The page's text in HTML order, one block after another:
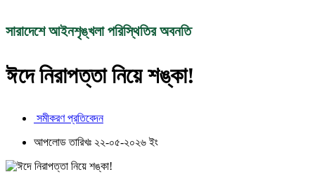
সারাদেশে আইনশৃঙ্খলা পরিস্থিতির অবনতি
ঈদে নিরাপত্তা নিয়ে শঙ্কা!
সমীকরণ প্রতিবেদন
আপলোড তারিখঃ ২২-০৫-২০২৬ ইং